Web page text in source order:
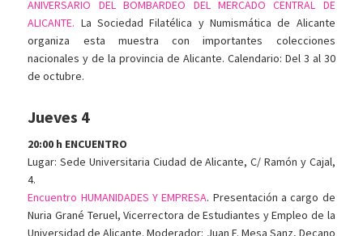
ANIVERSARIO DEL BOMBARDEO DEL MERCADO CENTRAL DE
ALICANTE. La Sociedad Filatélica y Numismática de Alicante
organiza esta muestra con importantes colecciones
nacionales y de la provincia de Alicante. Calendario: Del 3 al 30
de octubre.
Jueves 4
20:00 h ENCUENTRO
Lugar: Sede Universitaria Ciudad de Alicante, C/ Ramón y Cajal,
4.
Encuentro HUMANIDADES Y EMPRESA. Presentación a cargo de
Nuria Grané Teruel, Vicerrectora de Estudiantes y Empleo de la
Universidad de Alicante. Moderador: Juan F. Mesa Sanz, Decano